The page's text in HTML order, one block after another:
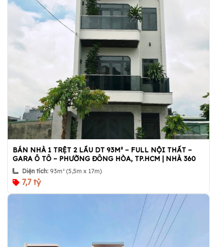
BÁN NHÀ 1 TRỆT 2 LẦU DT 93M² – FULL NỘI THẤT –
GARA Ô TÔ – PHƯỜNG ĐÔNG HÒA, TP.HCM | NHÀ 360
Diện tích: 93m² (5,5m x 17m)
7,7 tỷ